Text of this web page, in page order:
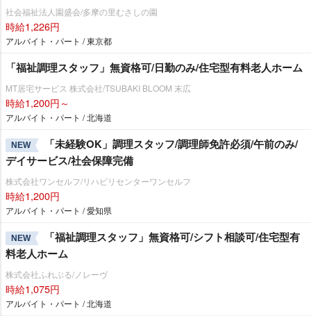
社会福祉法人園盛会/多摩の里むさしの園
時給1,226円
アルバイト・パート / 東京都
「福祉調理スタッフ」無資格可/日勤のみ/住宅型有料老人ホーム
MT居宅サービス 株式会社/TSUBAKI BLOOM 末広
時給1,200円～
アルバイト・パート / 北海道
NEW
「未経験OK」調理スタッフ/調理師免許必須/午前のみ/
デイサービス/社会保障完備
株式会社ワンセルフ/リハビリセンターワンセルフ
時給1,200円
アルバイト・パート / 愛知県
NEW
「福祉調理スタッフ」無資格可/シフト相談可/住宅型有
料老人ホーム
株式会社ふれぶる/ノレーヴ
時給1,075円
アルバイト・パート / 北海道